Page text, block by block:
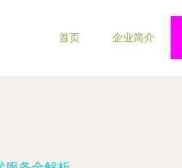
首页 企业简介